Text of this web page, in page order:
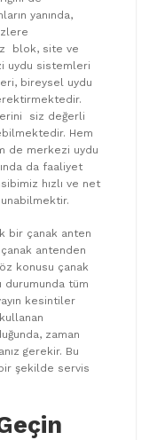
yanında,
blok, site ve
uydu sistemleri
bireysel uydu
siz değerli
Hem
de merkezi uydu
da faaliyet
hızlı ve net
bir çanak anten
antenden
konusu çanak
durumunda tüm
kesintiler
zaman
gerekir. Bu
şekilde servis